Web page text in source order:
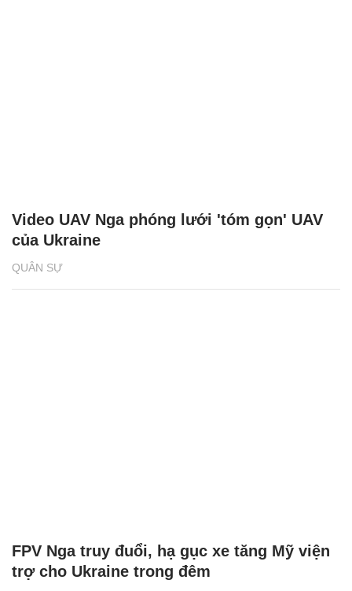
QUÂN SỰ
Video UAV Nga phóng lưới 'tóm gọn' UAV
của Ukraine
FPV Nga truy đuổi, hạ gục xe tăng Mỹ viện
trợ cho Ukraine trong đêm